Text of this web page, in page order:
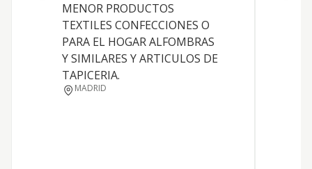
MENOR PRODUCTOS
TEXTILES CONFECCIONES O
PARA EL HOGAR ALFOMBRAS
Y SIMILARES Y ARTICULOS DE
TAPICERIA.
MADRID